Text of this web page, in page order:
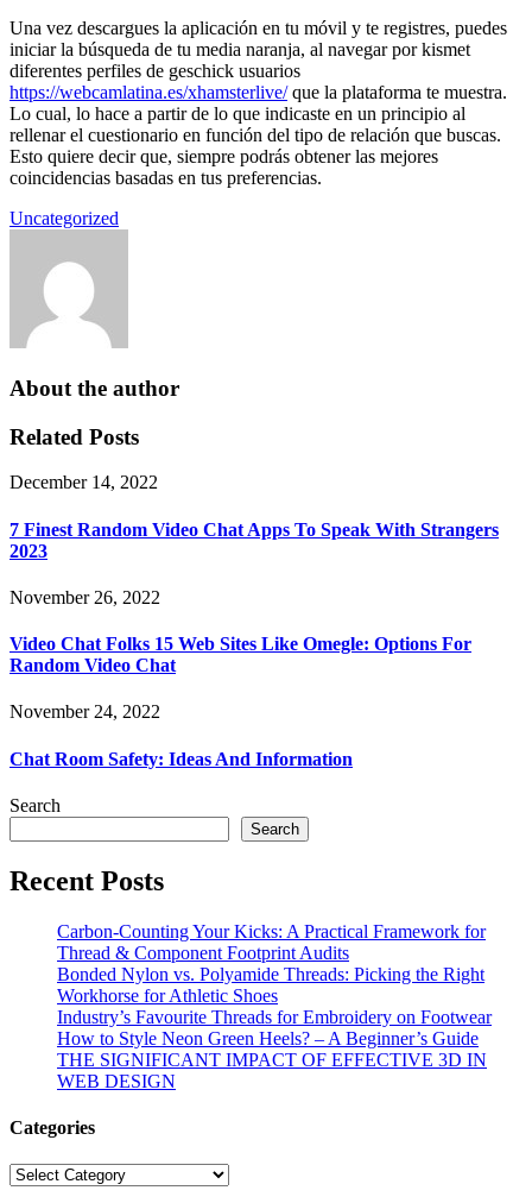
Una vez descargues la aplicación en tu móvil y te registres, puedes
iniciar la búsqueda de tu media naranja, al navegar por kismet
diferentes perfiles de geschick usuarios
https://webcamlatina.es/xhamsterlive/que la plataforma te muestra.
Lo cual, lo hace a partir de lo que indicaste en un principio al
rellenar el cuestionario en función del tipo de relación que buscas.
Esto quiere decir que, siempre podrás obtener las mejores
coincidencias basadas en tus preferencias.
Uncategorized
About the author
Related Posts
December 14, 2022
7 Finest Random Video Chat Apps To Speak With Strangers
2023
November 26, 2022
Video Chat Folks 15 Web Sites Like Omegle: Options For
Random Video Chat
November 24, 2022
Chat Room Safety: Ideas And Information
Search
Search
Recent Posts
Carbon-Counting Your Kicks: A Practical Framework for
Thread & Component Footprint Audits
Bonded Nylon vs. Polyamide Threads: Picking the Right
Workhorse for Athletic Shoes
Industry’s Favourite Threads for Embroidery on Footwear
How to Style Neon Green Heels? – A Beginner’s Guide
THE SIGNIFICANT IMPACT OF EFFECTIVE 3D IN
WEB DESIGN
Categories
Categories